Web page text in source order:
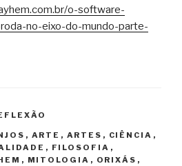
o-software-
no-eixo-do-mundo-parte-
, ARTE , ARTES , CIÊNCIA ,
, FILOSOFIA ,
, MITOLOGIA , ORIXÁS ,